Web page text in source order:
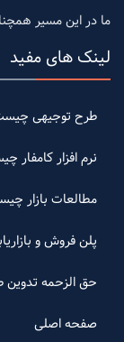
ما در این مسیر
لینک های مفید
طرح توجیهی
نرم افزار کامفار
مطالعات بازار
پلن فروش و
حق الزحمه
صفحه اصلی